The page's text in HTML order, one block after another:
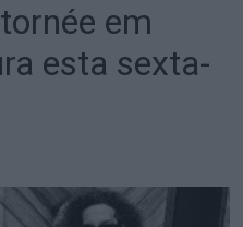
em
esta sexta-